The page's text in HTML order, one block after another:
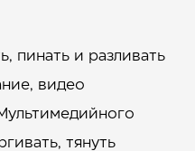
пинать и разливать
видео
тянуть